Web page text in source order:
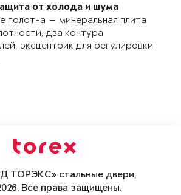
от холода и шума
полотна — минеральная плита
два контура
эксцентрик для регулировки
ТОРЭКС» стальные двери,
Все права защищены.